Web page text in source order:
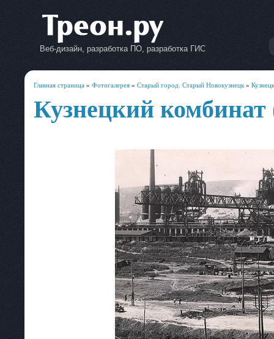
Веб-дизайн, разработка ПО, разработка ГИС
Главная страница » Фотогалерея » Старый город. Старый Новокузнецк »
Кузнецкий